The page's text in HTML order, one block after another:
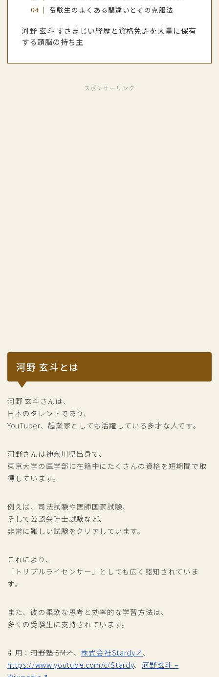
受験生のよくある間違いとその克服法
河野 玄斗 すさまじい経歴と資格免許を大量に保有
する頭脳の持ち主
スポンサーリンク
河野 玄斗とは
河野 玄斗さんは、
日本のタレントであり、
YouTuber、起業家としても活躍している多才な人です。
河野さんは神奈川県出身で、
東京大学の医学部に在籍中にたくさんの資格を短期間で取
得しています。
例えば、司法試験や医師国家試験、
そして公認会計士試験など、
非常に難しい試験をクリアしています。
これにより、
「トリプルライセンサー」としても広く認知されていま
す。
また、彼の柔軟な思考と効率的な学習方法は、
多くの受験生に支持されています。
引用：河野塾ISM↗、 株式会社Stardy↗、
https://www.youtube.com/c/Stardy、河野玄斗 –